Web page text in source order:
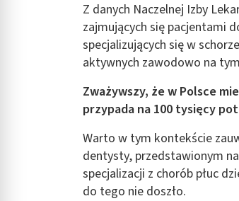
Z danych Naczelnej Izby
zajmujących się pacjentami
specjalizujących się w
aktywnych zawodowo na
Zważywszy, że w Polsce
przypada na 100 tysięcy
Warto w tym kontekście
dentysty, przedstawionym
specjalizacji z chorób płuc
do tego nie doszło.